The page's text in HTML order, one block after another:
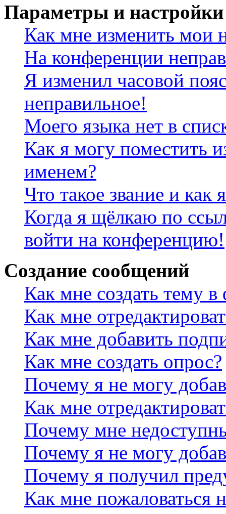
Параметры и настройки
Как мне изменить мои
На конференции
Я изменил часовой
неправильное!
Моего языка нет в
Как я могу поместить
именем?
Что такое звание и как
Когда я щёлкаю по
войти на конференцию!
Создание сообщений
Как мне создать тему
Как мне
Как мне добавить
Как мне создать опрос?
Почему я не могу
Как мне
Почему мне
Почему я не могу
Почему я получил
Как мне пожаловаться